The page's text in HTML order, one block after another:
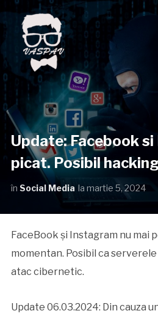
Update: Facebook
picat. Posibil
în Social Media la martie 5, 2024
FaceBook și Instagram nu mai
momentan. Posibil ca
atac cibernetic.
Update 06.03.2024: Din cauza